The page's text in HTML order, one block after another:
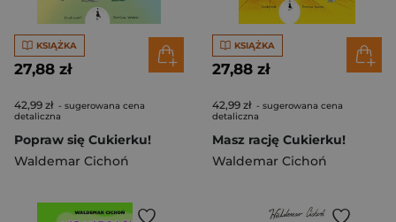
KSIĄŻKA
27,88 zł
42,99 zł - sugerowana cena
detaliczna
Popraw się Cukierku!
Waldemar Cichoń
KSIĄŻKA
27,88 zł
42,99 zł - sugerowana cena
detaliczna
Masz rację Cukierku!
Waldemar Cichoń